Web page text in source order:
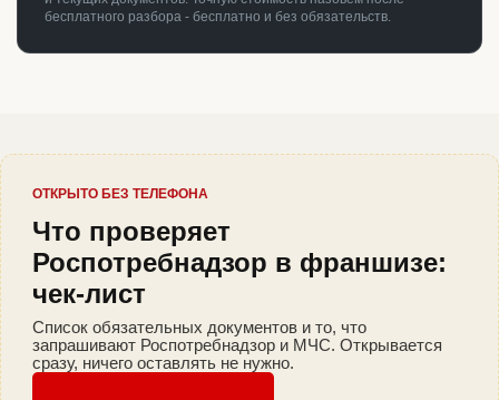
бесплатного разбора - бесплатно и без обязательств.
ОТКРЫТО БЕЗ ТЕЛЕФОНА
Что проверяет
Роспотребнадзор в франшизе:
чек-лист
Список обязательных документов и то, что
запрашивают Роспотребнадзор и МЧС. Открывается
сразу, ничего оставлять не нужно.